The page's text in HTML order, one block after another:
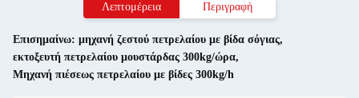
Λεπτομέρεια Περιγραφή
Επισημαίνω: μηχανή ζεστού πετρελαίου με βίδα σόγιας,
εκτοξευτή πετρελαίου μουστάρδας 300kg/ώρα,
Μηχανή πιέσεως πετρελαίου με βίδες 300kg/h